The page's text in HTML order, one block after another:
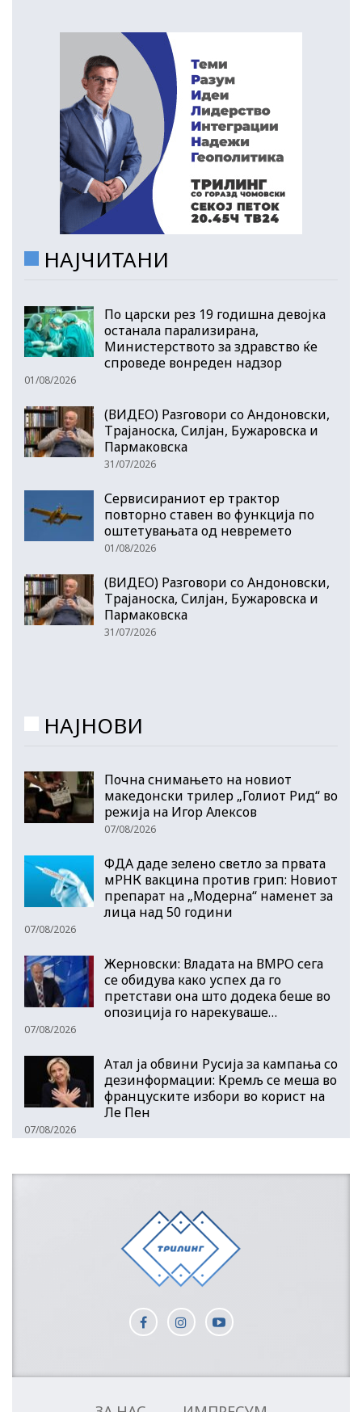
НАЈЧИТАНИ
По царски рез 19 годишна девојка
останала парализирана,
Министерството за здравство ќе
спроведе вонреден надзор
01/08/2026
(ВИДЕО) Разговори со Андоновски,
Трајаноска, Силјан, Бужаровска и
Пармаковска
31/07/2026
Сервисираниот ер трактор
повторно ставен во функција по
оштетувањата од невремето
01/08/2026
(ВИДЕО) Разговори со Андоновски,
Трајаноска, Силјан, Бужаровска и
Пармаковска
31/07/2026
НАЈНОВИ
Почна снимањето на новиот
македонски трилер „Голиот Рид“ во
режија на Игор Алексов
07/08/2026
ФДА даде зелено светло за првата
мРНК вакцина против грип: Новиот
препарат на „Модерна“ наменет за
лица над 50 години
07/08/2026
Жерновски: Владата на ВМРО сега
се обидува како успех да го
претстави она што додека беше во
опозиција го нарекуваше…
07/08/2026
Атал ја обвини Русија за кампања со
дезинформации: Кремљ се меша во
француските избори во корист на
Ле Пен
07/08/2026